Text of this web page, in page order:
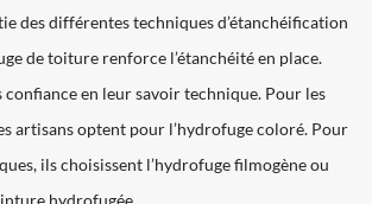
des différentes techniques d’étanchéification
de toiture renforce l’étanchéité en place.
confiance en leur savoir technique. Pour les
artisans optent pour l’hydrofuge coloré. Pour
ils choisissent l’hydrofuge filmogène ou
hydrofugée.